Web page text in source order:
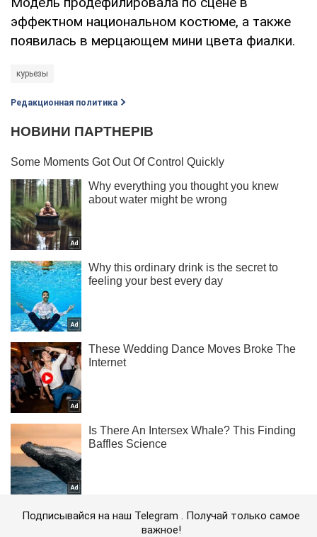
эффектном национальном костюме, а также
появилась в мерцающем мини цвета фиалки.
курьезы
Редакционная политика
Подписывайся на наш Telegram . Получай только самое
важное!